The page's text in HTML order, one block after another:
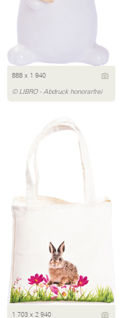
888 x 1 940
© LIBRO - Abdruck honorarfrei
1 703 x 2 940